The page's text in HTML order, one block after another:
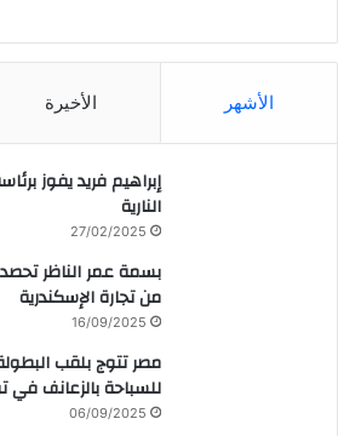
الأشهر الأخيرة
إبراهيم فريد يفوز
النارية
27/02/2025
بسمة عمر الناظر
من تجارة الإسكندرية
16/09/2025
مصر تتوج بلقب
للسباحة بالزعانف
06/09/2025